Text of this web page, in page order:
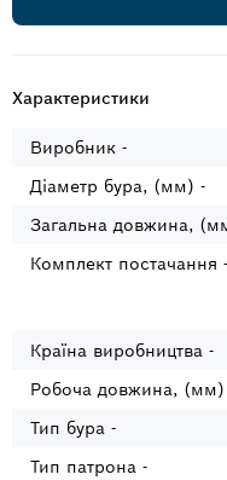
Характеристики
Виробник -
Діаметр бура, (мм) -
Загальна довжина,
Комплект постачання -
Країна виробництва -
Робоча довжина, (мм)
Тип бура -
Тип патрона -